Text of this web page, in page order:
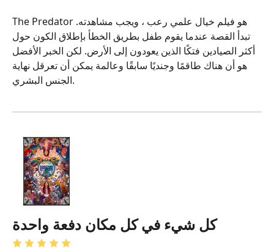
The Predator هو فيلم خيال علمي رعب ، ويجب مشاهدته.
تبدأ القصة عندما يقوم طفل بطريق الخطأ بإطلاق الكون حول
أكثر الصيادين فتكًا الذين يعودون إلى الأرض. لكن الخبر الأفضل
هو أن هناك طاقمًا وجنديًا سابقًا وعالمة يمكن أن تعرقل نهاية
الجنس البشري.
كل شيء في كل مكان دفعة واحدة